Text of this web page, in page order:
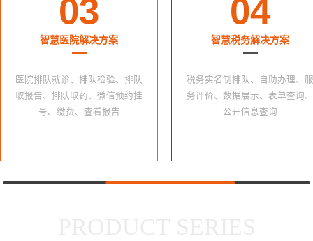
03
智慧医院解决方案
医院排队就诊、排队检验、排队
取报告、排队取药、微信预约挂
号、缴费、查看报告
04
智慧税务解决方案
税务实名制排队、自助办理、服
务评价、数据展示、表单查询、
公开信息查询